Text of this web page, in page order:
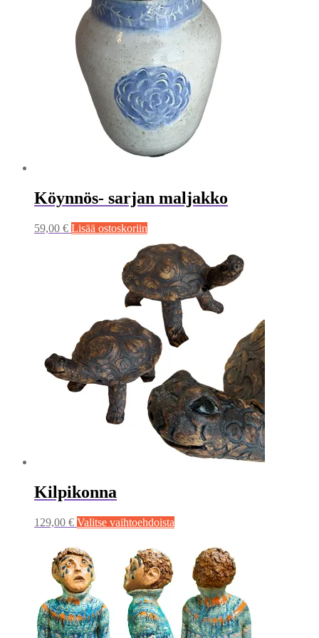
Köynnös- sarjan maljakko
59,00 € Lisää ostoskoriin
Kilpikonna
129,00 € Valitse vaihtoehdoista
useampi
muunnelma.
tehdä
valinnat
tuotteen